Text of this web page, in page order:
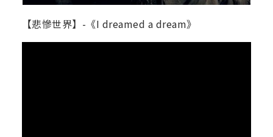
【悲慘世界】-《I dreamed a dream》